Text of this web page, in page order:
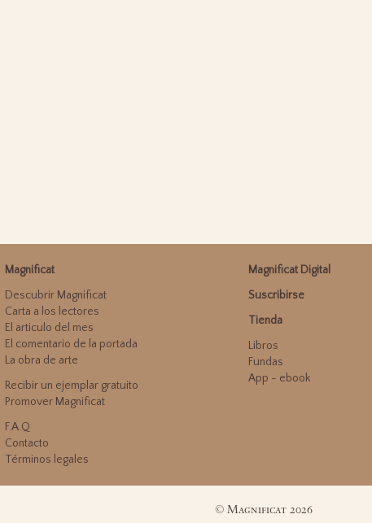
Magnificat
Descubrir Magnificat
Carta a los lectores
El articulo del mes
El comentario de la portada
La obra de arte
Recibir un ejemplar gratuito
Promover Magnificat
F.A.Q
Contacto
Términos legales
Magnificat Digital
Suscribirse
Tienda
Libros
Fundas
App - ebook
© Magnificat 2026